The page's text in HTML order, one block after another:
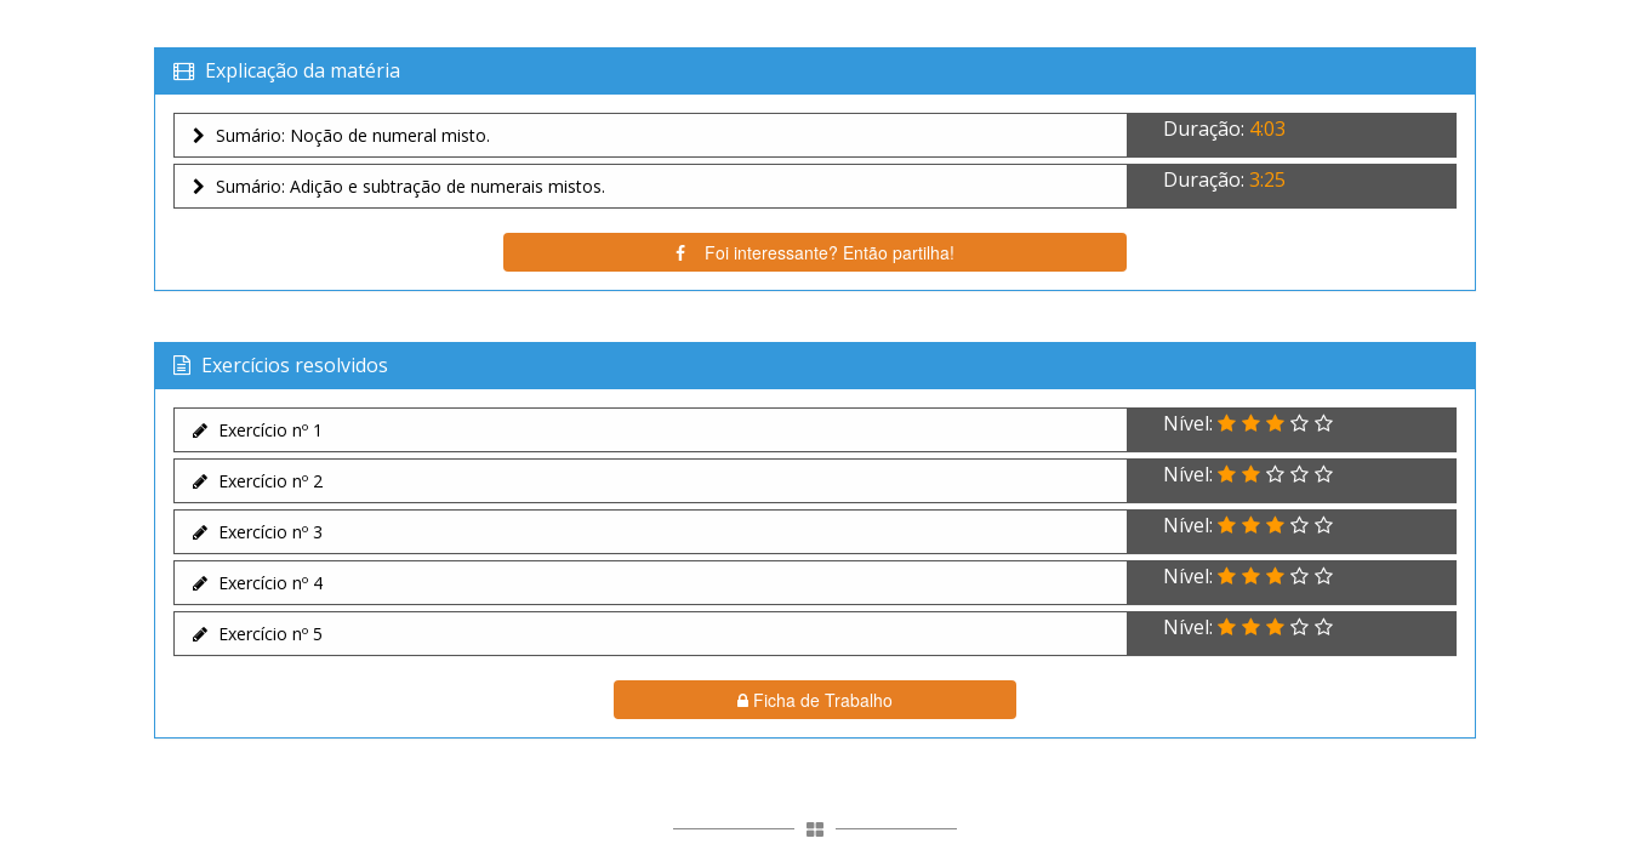
Explicação da matéria
Sumário: Noção de numeral misto. Duração: 4:03
Sumário: Adição e subtração de numerais mistos. Duração: 3:25
Foi interessante? Então partilha!
Exercícios resolvidos
Exercício nº 1 Nível:
Exercício nº 2 Nível:
Exercício nº 3 Nível:
Exercício nº 4 Nível:
Exercício nº 5 Nível:
Ficha de Trabalho